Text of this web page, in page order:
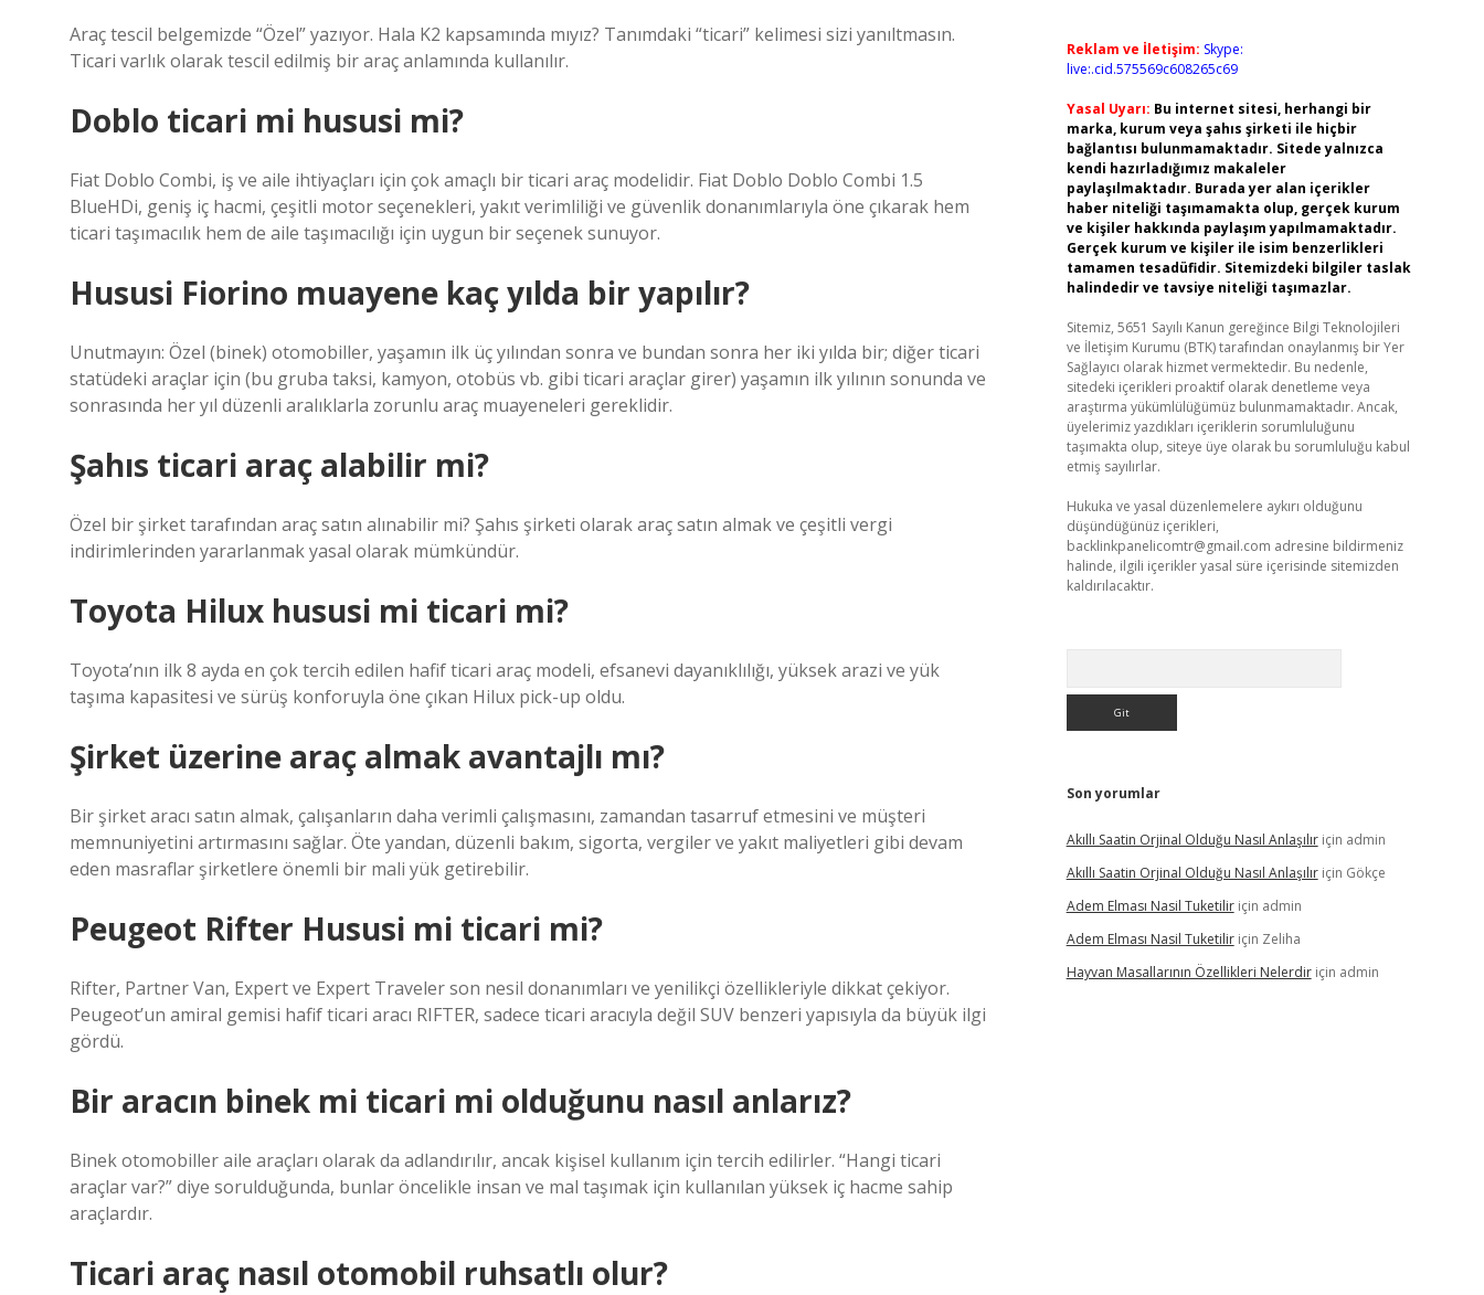
Araç tescil belgemizde “Özel” yazıyor. Hala K2 kapsamında mıyız? Tanımdaki “ticari” kelimesi sizi yanıltmasın.
Ticari varlık olarak tescil edilmiş bir araç anlamında kullanılır.
Doblo ticari mi hususi mi?
Fiat Doblo Combi, iş ve aile ihtiyaçları için çok amaçlı bir ticari araç modelidir. Fiat Doblo Doblo Combi 1.5
BlueHDi, geniş iç hacmi, çeşitli motor seçenekleri, yakıt verimliliği ve güvenlik donanımlarıyla öne çıkarak hem
ticari taşımacılık hem de aile taşımacılığı için uygun bir seçenek sunuyor.
Hususi Fiorino muayene kaç yılda bir yapılır?
Unutmayın: Özel (binek) otomobiller, yaşamın ilk üç yılından sonra ve bundan sonra her iki yılda bir; diğer ticari
statüdeki araçlar için (bu gruba taksi, kamyon, otobüs vb. gibi ticari araçlar girer) yaşamın ilk yılının sonunda ve
sonrasında her yıl düzenli aralıklarla zorunlu araç muayeneleri gereklidir.
Şahıs ticari araç alabilir mi?
Özel bir şirket tarafından araç satın alınabilir mi? Şahıs şirketi olarak araç satın almak ve çeşitli vergi
indirimlerinden yararlanmak yasal olarak mümkündür.
Toyota Hilux hususi mi ticari mi?
Toyota’nın ilk 8 ayda en çok tercih edilen hafif ticari araç modeli, efsanevi dayanıklılığı, yüksek arazi ve yük
taşıma kapasitesi ve sürüş konforuyla öne çıkan Hilux pick-up oldu.
Şirket üzerine araç almak avantajlı mı?
Bir şirket aracı satın almak, çalışanların daha verimli çalışmasını, zamandan tasarruf etmesini ve müşteri
memnuniyetini artırmasını sağlar. Öte yandan, düzenli bakım, sigorta, vergiler ve yakıt maliyetleri gibi devam
eden masraflar şirketlere önemli bir mali yük getirebilir.
Peugeot Rifter Hususi mi ticari mi?
Rifter, Partner Van, Expert ve Expert Traveler son nesil donanımları ve yenilikçi özellikleriyle dikkat çekiyor.
Peugeot’un amiral gemisi hafif ticari aracı RIFTER, sadece ticari aracıyla değil SUV benzeri yapısıyla da büyük ilgi
gördü.
Bir aracın binek mi ticari mi olduğunu nasıl anlarız?
Binek otomobiller aile araçları olarak da adlandırılır, ancak kişisel kullanım için tercih edilirler. “Hangi ticari
araçlar var?” diye sorulduğunda, bunlar öncelikle insan ve mal taşımak için kullanılan yüksek iç hacme sahip
araçlardır.
Ticari araç nasıl otomobil ruhsatlı olur?
Reklam ve İletişim: Skype:
live:.cid.575569c608265c69
Yasal Uyarı: Bu internet sitesi, herhangi bir
marka, kurum veya şahıs şirketi ile hiçbir
bağlantısı bulunmamaktadır. Sitede yalnızca
kendi hazırladığımız makaleler
paylaşılmaktadır. Burada yer alan içerikler
haber niteliği taşımamakta olup, gerçek kurum
ve kişiler hakkında paylaşım yapılmamaktadır.
Gerçek kurum ve kişiler ile isim benzerlikleri
tamamen tesadüfidir. Sitemizdeki bilgiler taslak
halindedir ve tavsiye niteliği taşımazlar.
Sitemiz, 5651 Sayılı Kanun gereğince Bilgi Teknolojileri
ve İletişim Kurumu (BTK) tarafından onaylanmış bir Yer
Sağlayıcı olarak hizmet vermektedir. Bu nedenle,
sitedeki içerikleri proaktif olarak denetleme veya
araştırma yükümlülüğümüz bulunmamaktadır. Ancak,
üyelerimiz yazdıkları içeriklerin sorumluluğunu
taşımakta olup, siteye üye olarak bu sorumluluğu kabul
etmiş sayılırlar.
Hukuka ve yasal düzenlemelere aykırı olduğunu
düşündüğünüz içerikleri,
backlinkpanelicomtr@gmail.com adresine bildirmeniz
halinde, ilgili içerikler yasal süre içerisinde sitemizden
kaldırılacaktır.
Son yorumlar
Akıllı Saatin Orjinal Olduğu Nasıl Anlaşılıriçin admin
Akıllı Saatin Orjinal Olduğu Nasıl Anlaşılıriçin Gökçe
Adem Elması Nasil Tuketiliriçin admin
Adem Elması Nasil Tuketiliriçin Zeliha
Hayvan Masallarının Özellikleri Nelerdiriçin admin